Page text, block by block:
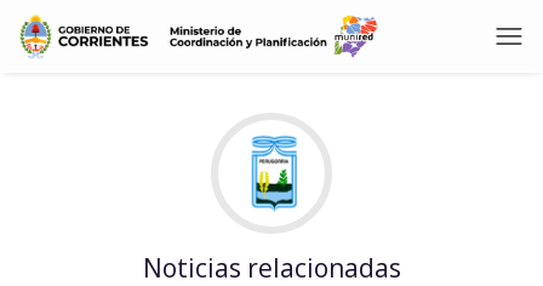
Noticias relacionadas